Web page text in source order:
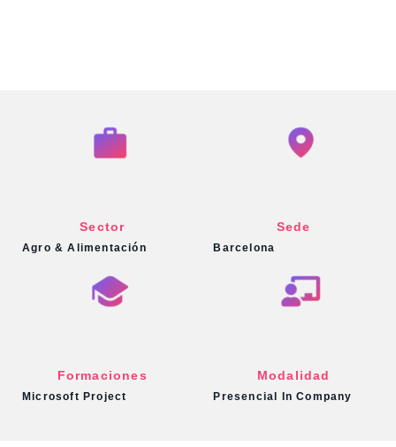
Sector
Agro & Alimentación
Sede
Barcelona
Formaciones
Microsoft Project
Modalidad
Presencial In Company